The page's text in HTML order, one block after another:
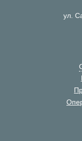
ул.